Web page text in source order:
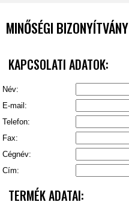
MINŐSÉGI BIZONYÍTVÁNY
KAPCSOLATI ADATOK:
Név:
E-mail:
Telefon:
Fax:
Cégnév:
Cím:
TERMÉK ADATAI: